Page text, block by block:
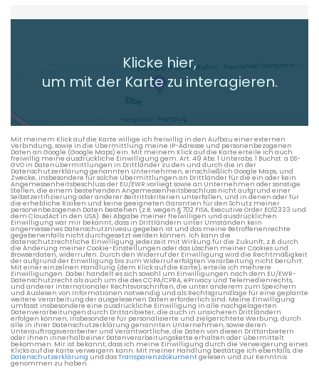
Heimatadresse oder Wunschort
+ Aktuellen Standort hinzufügen
Die berechneten Anreisezeiten basieren auf den
Verkehrsdaten eines typischen Dienstag morgens um 8:30.
Klicke hier,
um mit der Karte zu interagieren.
Mit meinem Klick auf die Karte willige ich freiwillig in den Aufbau einer externen
Verbindung, sowie in die Übermittlung meine IP-Adresse und personenbezogenen
Daten an Google (Google Maps) ein. Mit meinem Klick auf die Karte erteile ich auch
freiwillig meine ausdrückliche Einwilligung gem. Art. 49 Abs. 1 Unterabs. 1 Buchst. a DS-
GVO in Datenübermittlungen in Drittländer zu den und durch die in der
Datenschutzerklärung genannten Unternehmen, einschließlich Google Maps, und
Zwecke, insbesondere für solche Übermittlungen an Drittländer für die ein oder kein
Angemessenheitsbeschluss der EU/EWR vorliegt sowie an Unternehmen oder sonstige
Stellen, die einem bestehenden Angemessenheitsbeschluss nicht aufgrund einer
Selbstzertifizierung oder anderer Beitrittskriterien unterfallen, und in denen oder für
die erhebliche Risiken und keine geeigneten Garantien für den Schutz meiner
personenbezogenen Daten bestehen (z.B. wegen § 702 FISA, Executive Order EO12333 und
dem CloudAct in den USA). Bei Abgabe meiner freiwilligen und ausdrücklichen
Einwilligung war mir bekannt, dass in Drittländern unter Umständen kein
angemessenes Datenschutzniveau gegeben ist und das meine Betroffenenrechte
gegebenenfalls nicht durchgesetzt werden können. Ich kann die
datenschutzrechtliche Einwilligung jederzeit mit Wirkung für die Zukunft, z.B. durch
die Änderung meiner Cookie-Einstellungen oder das Löschen meiner Cookies und
Browserdaten, widerrufen. Durch den Widerruf der Einwilligung wird die Rechtmäßigkeit
der aufgrund der Einwilligung bis zum Widerruf erfolgten Verarbeitung nicht berührt.
Mit einer einzelnen Handlung (dem Klick auf die Karte), erteile ich mehrere
Einwilligungen. Dabei handelt es sich sowohl um Einwilligungen nach dem EU/EWR-
Datenschutzrecht als auch um die des CCPA/CPRA, ePrivacy und Telemedienrechts,
und anderer internationaler Rechtsvorschriften, die unter anderem zum Speichern
und Auslesen von Informationen notwendig und als Rechtsgrundlage für eine geplante
weitere Verarbeitung der ausgelesenen Daten erforderlich sind. Meine Einwilligung
umfasst insbesondere eine ausdrückliche Einwilligung in alle nachgelagerten
Datenverarbeitungen durch Drittanbieter, die auch in unsicheren Drittländern
erfolgen können, insbesondere für personalisierte und zielgerichtete Werbung, durch
alle in ihrer Datenschutzerklärung genannten Unternehmen, sowie deren
Unterauftragsverarbeiter und Verantwortliche, die Daten von diesen Drittanbietern
oder ihnen innerhalb einer Datenverarbeitungskette erhalten oder übermittelt
bekommen. Mir ist bekannt, dass ich meine Einwilligung durch die Verweigerung eines
Klicks auf die Karte verweigern kann. Mit meiner Handlung bestätige ich ebenfalls, die
Datenschutzerklärung und dasTransparenzdokumentgelesen und zur Kenntnis
genommen zu haben.